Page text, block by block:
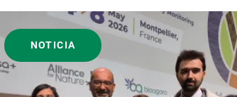
NOTICIA